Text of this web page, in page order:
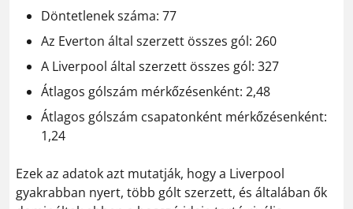
Döntetlenek száma: 77
Az Everton által szerzett összes gól: 260
A Liverpool által szerzett összes gól: 327
Átlagos gólszám mérkőzésenként: 2,48
Átlagos gólszám csapatonként mérkőzésenként:
1,24
Ezek az adatok azt mutatják, hogy a Liverpool
gyakrabban nyert, több gólt szerzett, és általában ők